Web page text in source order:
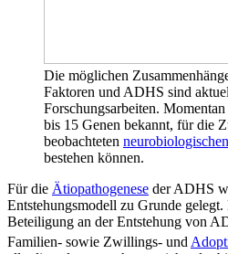
Die möglichen
Faktoren und ADHS sind
Forschungsarbeiten.
bis 15 Genen bekannt, für die
beobachteten
bestehen können.
Für die Ätiopathogenese der ADHS
Entstehungsmodell zu Grunde gelegt.
Beteiligung an der Entstehung von
Familien- sowie Zwillings- und